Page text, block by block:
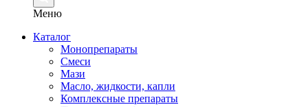
Меню
Каталог
Монопрепараты
Смеси
Мази
Масло, жидкости, капли
Комплексные препараты